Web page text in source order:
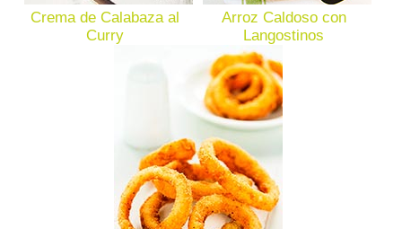
Crema de Calabaza al
Curry
Arroz Caldoso con
Langostinos